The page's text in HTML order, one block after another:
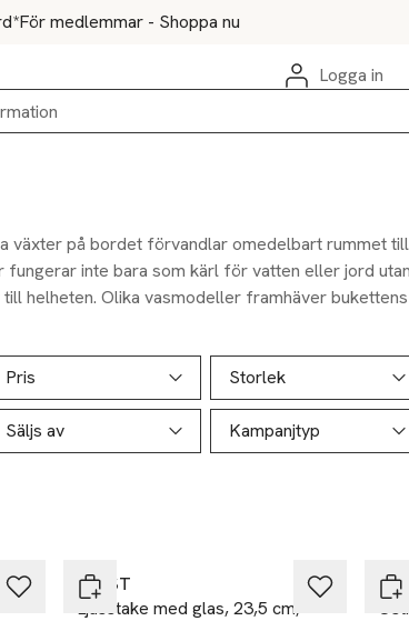
För medlemmar - Shoppa nu
Logga in
växter på bordet förvandlar omedelbart rummet
fungerar inte bara som kärl för vatten eller jord
helheten. Olika vasmodeller framhäver bukettens
Pris Storlek
Säljs av Kampanjtyp
ERNST
Ljusstake med glas, 23,5 cm,